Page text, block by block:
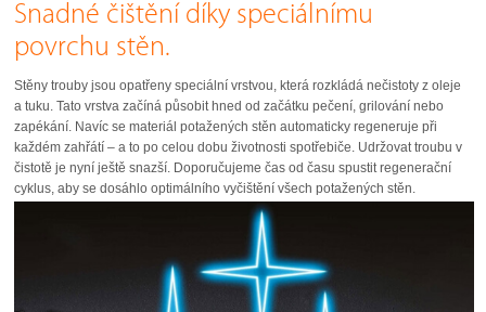
Snadné čištění díky speciálnímu
povrchu stěn.
Stěny trouby jsou opatřeny speciální vrstvou, která rozkládá nečistoty z oleje
a tuku. Tato vrstva začíná působit hned od začátku pečení, grilování nebo
zapékání. Navíc se materiál potažených stěn automaticky regeneruje při
každém zahřátí – a to po celou dobu životnosti spotřebiče. Udržovat troubu v
čistotě je nyní ještě snazší. Doporučujeme čas od času spustit regenerační
cyklus, aby se dosáhlo optimálního vyčištění všech potažených stěn.